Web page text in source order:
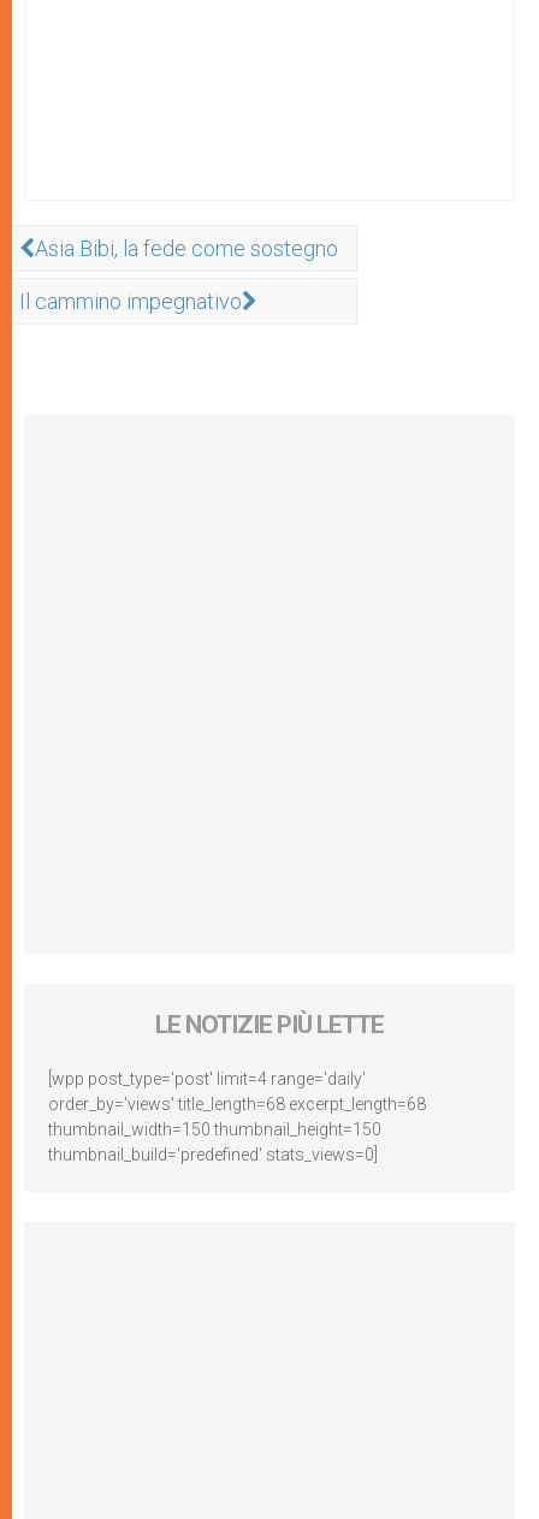
Asia Bibi, la fede come sostegno
Il cammino impegnativo
LE NOTIZIE PIÙ LETTE
[wpp post_type='post' limit=4 range='daily'
order_by='views' title_length=68 excerpt_length=68
thumbnail_width=150 thumbnail_height=150
thumbnail_build='predefined' stats_views=0]